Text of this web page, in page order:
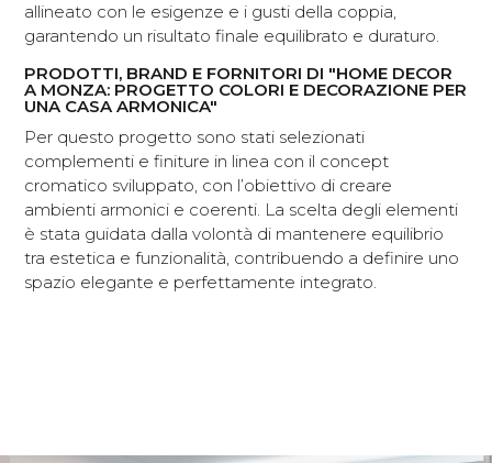
allineato con le esigenze e i gusti della coppia,
garantendo un risultato finale equilibrato e duraturo.
PRODOTTI, BRAND E FORNITORI DI "HOME DECOR
A MONZA: PROGETTO COLORI E DECORAZIONE PER
UNA CASA ARMONICA"
Per questo progetto sono stati selezionati
complementi e finiture in linea con il concept
cromatico sviluppato, con l’obiettivo di creare
ambienti armonici e coerenti. La scelta degli elementi
è stata guidata dalla volontà di mantenere equilibrio
tra estetica e funzionalità, contribuendo a definire uno
spazio elegante e perfettamente integrato.